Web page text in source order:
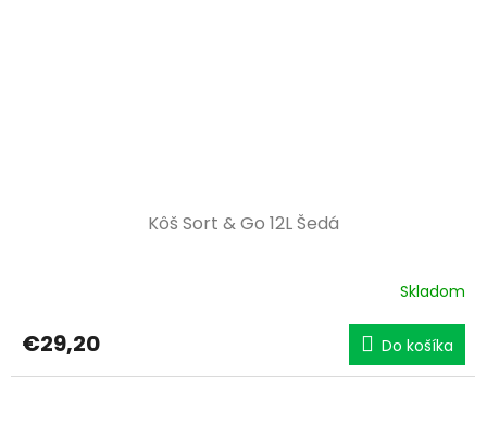
Kôš Sort & Go 12L Šedá
Skladom
€29,20 Do košíka